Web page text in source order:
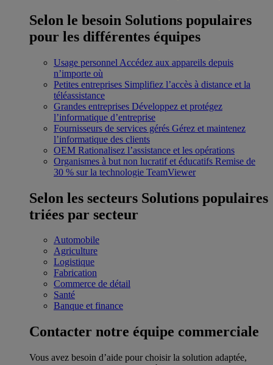
Selon le besoin Solutions populaires
pour les différentes équipes
Usage personnel Accédez aux appareils depuis
n’importe où
Petites entreprises Simplifiez l’accès à distance et la
téléassistance
Grandes entreprises Développez et protégez
l’informatique d’entreprise
Fournisseurs de services gérés Gérez et maintenez
l’informatique des clients
OEM Rationalisez l’assistance et les opérations
Organismes à but non lucratif et éducatifs Remise de
30 % sur la technologie TeamViewer
Selon les secteurs Solutions populaires
triées par secteur
Automobile
Agriculture
Logistique
Fabrication
Commerce de détail
Santé
Banque et finance
Contacter notre équipe commerciale
Vous avez besoin d’aide pour choisir la solution adaptée,